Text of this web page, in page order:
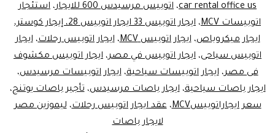
ليموزين
مصر
car rental office us، اتوبيس مرسيدس 600 للايجار ، استئجار
اتوبيسات MCV
،
ايجار اتوبيس 33 ايجار اتوبيس 28، إيجار كوستر،
ايجار ميكروباص،ايجار اتوبيس MCV ،ايجار اتوبيس رحلات،ايجار
اتوبيس سياحى، ايجار اتوبيس في مصر، ايجار اتوبيس مكشوف
فى مصر،ايجار اتوبيسات سياحية،ايجار اتوبيسات مرسيدس،
ايجار باصات سياحية،ايجار باصات مرسيدس،تأجير باصات يوتنج،
سعر ايجاراتوبيسMCV
،عقد ايجار اتوبيس رحلات،ليموزين مصر
لايجار باصات